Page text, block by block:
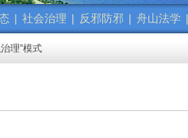
| 社会治理 | 反邪防邪 | 舟山法学 |
会
导检查工作
理”模式
次全体（扩大）会议召开
公告
公告